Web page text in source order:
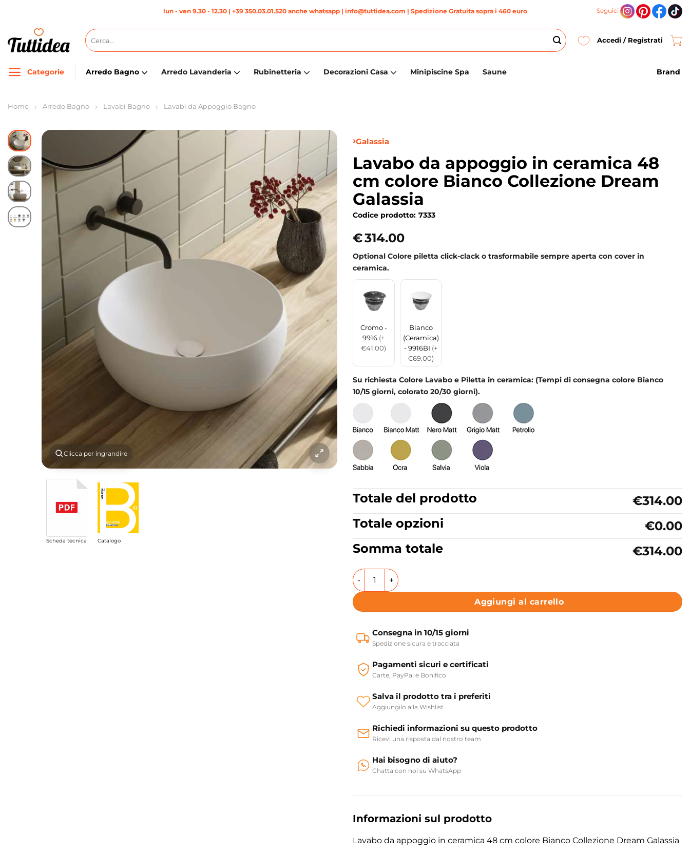
contenuti
lun - ven 9.30 - 12.30 | +39 350.03.01.520 anche whatsapp| info@tuttidea.com | Spedizione Gratuita sopra i 460 euro Seguici
Cerca:
Accedi / Registrati
Categorie Arredo Bagno Arredo Lavanderia Rubinetteria Decorazioni Casa Minipiscine Spa Saune Brand
Home Arredo Bagno Lavabi Bagno Lavabi da Appoggio Bagno
Clicca per ingrandire
Scheda tecnica Catalogo
Galassia
Lavabo da appoggio in ceramica 48
cm colore Bianco Collezione Dream
Galassia
Codice prodotto: 7333
€314.00
Optional Colore piletta click-clack o trasformabile sempre aperta con cover in
ceramica.
Cromo -
9916 (+
€41.00)
Bianco
(Ceramica)
- 9916BI (+
€69.00)
Su richiesta Colore Lavabo e Piletta in ceramica: (Tempi di consegna colore Bianco
10/15 giorni, colorato 20/30 giorni).
Totale del prodotto
€314.00
Totale opzioni
€0.00
Somma totale
€314.00
Lavabo da appoggio in ceramica 48 cm colore Bianco Collezione Dream Galassia
Aggiungi al carrello
Consegna in 10/15 giorni
Spedizione sicura e tracciata
Pagamenti sicuri e certificati
Carte, PayPal e Bonifico
Salva il prodotto tra i preferiti
Aggiungilo alla Wishlist
Richiedi informazioni su questo prodotto
Ricevi una risposta dal nostro team
Hai bisogno di aiuto?
Chatta con noi su WhatsApp
Informazioni sul prodotto
Lavabo da appoggio in ceramica 48 cm colore Bianco Collezione Dream Galassia